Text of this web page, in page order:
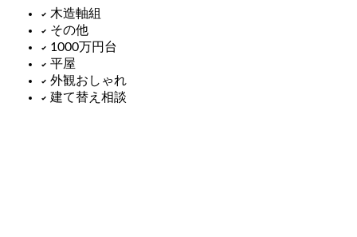
木造軸組
その他
1000万円台
平屋
外観おしゃれ
建て替え相談